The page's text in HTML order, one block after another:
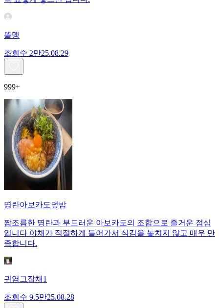
똘맹
조회수 2만25.08.29
999+
명란아보카도덮밥
짭조름한 명란과 부드러운 아보카도의 조합으로 즐거운 점심
입니다 야채가 적절하게 들어가서 식감을 놓치지 않고 매우 만
족합니다.
귀염그잡채1
조회수 9.5만25.08.28